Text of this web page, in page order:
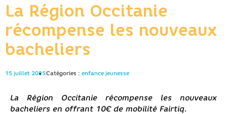
La Région Occitanie
récompense les nouveaux
bacheliers
15 juillet 2025Catégories : enfance jeunesse
La Région Occitanie récompense les nouveaux
bacheliers en offrant 10€ de mobilité Fairtiq.